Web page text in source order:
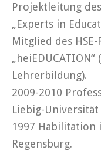
Projektleitung
„Experts in
Mitglied des
Lehrerbildung).
2009-2010
Liebig-Universität
1997 Habilitation
Regensburg.